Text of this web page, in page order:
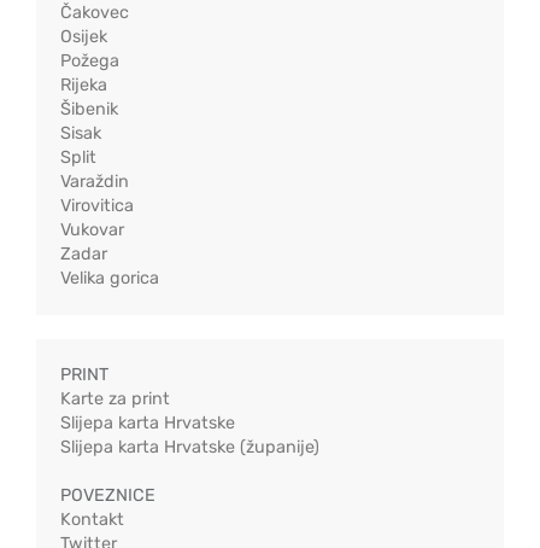
Čakovec
Osijek
Požega
Rijeka
Šibenik
Sisak
Split
Varaždin
Virovitica
Vukovar
Zadar
Velika gorica
PRINT
Karte za print
Slijepa karta Hrvatske
Slijepa karta Hrvatske (županije)
POVEZNICE
Kontakt
Twitter